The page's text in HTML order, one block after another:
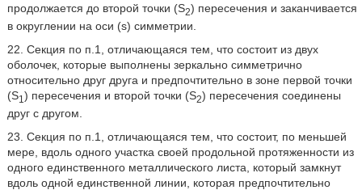
продолжается до второй точки (S2) пересечения и заканчивается
в округлении на оси (s) симметрии.
22. Секция по п.1, отличающаяся тем, что состоит из двух
оболочек, которые выполнены зеркально симметрично
относительно друг друга и предпочтительно в зоне первой точки
(S1 ) пересечения и второй точки (S2) пересечения соединены
друг с другом.
23. Секция по п.1, отличающаяся тем, что состоит, по меньшей
мере, вдоль одного участка своей продольной протяженности из
одного единственного металлического листа, который замкнут
вдоль одной единственной линии, которая предпочтительно